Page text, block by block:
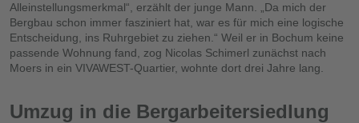
Alleinstellungsmerkmal“, erzählt der junge Mann. „Da mich der
Bergbau schon immer fasziniert hat, war es für mich eine logische
Entscheidung, ins Ruhrgebiet zu ziehen.“ Weil er in Bochum keine
passende Wohnung fand, zog Nicolas Schimerl zunächst nach
Moers in ein VIVAWEST-Quartier, wohnte dort drei Jahre lang.
Umzug in die Bergarbeitersiedlung